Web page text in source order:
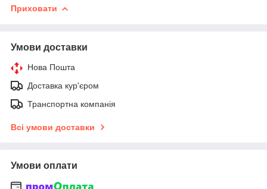
Приховати
Умови доставки
Нова Пошта
Доставка кур'єром
Транспортна компанія
Всі умови доставки
Умови оплати